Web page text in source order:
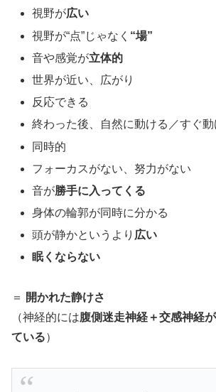
視野が広い
視野が“点”じゃなく “場”
音や感覚が立体的
世界が近い、広がり
反応できる
終わった後、自然に動ける／すぐ動
同時的
フォーカスがない、努力がない
音が勝手に入ってくる
身体の輪郭が同時に分かる
頭が静かというより 広い
眠くならない
＝ 開かれた静けさ
（神経的には腹側迷走神経＋交感神経
ている）